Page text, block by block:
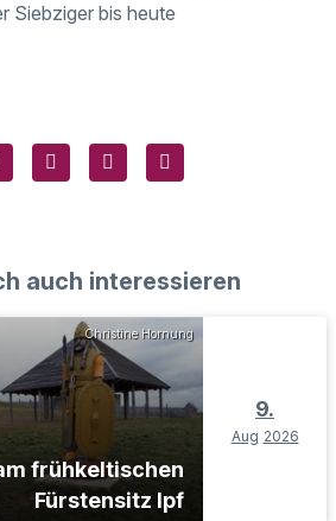
Siebziger bis heute
auch interessieren
Christine Hornung
frühkeltischen
Fürstensitz Ipf
9.
Aug 2026